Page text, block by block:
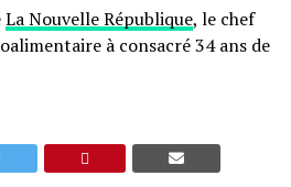
La Nouvelle République, le chef
à consacré 34 ans de